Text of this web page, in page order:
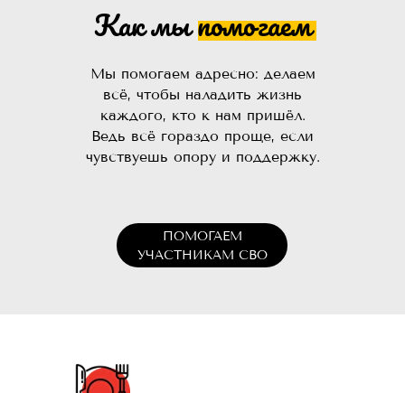
Как мы помогаем
ПОМОГАЕМ
УЧАСТНИКАМ СВО
Мы помогаем адресно: делаем
всё, чтобы наладить жизнь
каждого, кто к нам пришёл.
Ведь всё гораздо проще, если
чувствуешь опору и поддержку.